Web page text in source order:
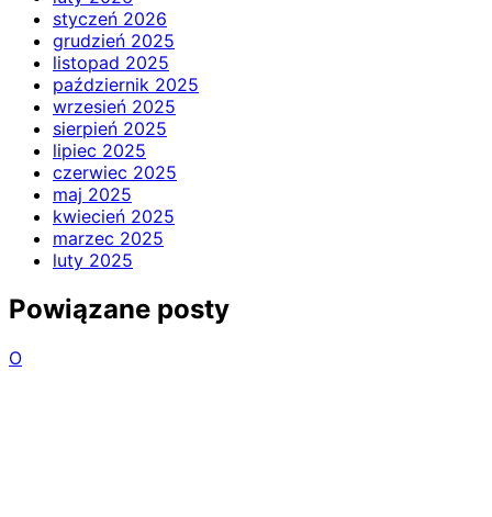
styczeń 2026
grudzień 2025
listopad 2025
październik 2025
wrzesień 2025
sierpień 2025
lipiec 2025
czerwiec 2025
maj 2025
kwiecień 2025
marzec 2025
luty 2025
Powiązane posty
O